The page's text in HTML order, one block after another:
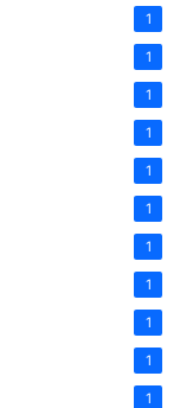
1
1
1
1
1
1
1
1
1
1
1